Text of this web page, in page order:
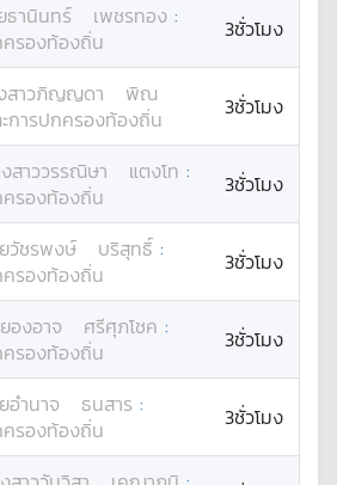
ธานินทร์ เพชรทอง :
ครองท้องถิ่น
3ชั่วโมง
สาวภิญญดา
พิณ
การปกครองท้องถิ่น 3ชั่วโมง
สาววรรณิษา แตงโท :
ครองท้องถิ่น
3ชั่วโมง
วัชรพงษ์ บริสุทธิ์ :
ครองท้องถิ่น
3ชั่วโมง
องอาจ ศรีศุภโชค :
ครองท้องถิ่น
3ชั่วโมง
อำนาจ ธนสาร :
ครองท้องถิ่น
3ชั่วโมง